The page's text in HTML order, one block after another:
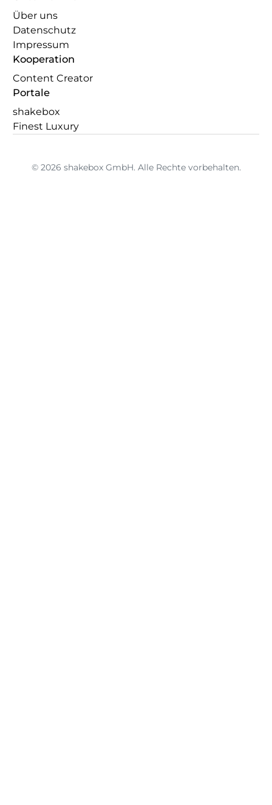
Über uns
Datenschutz
Impressum
Kooperation
Content Creator
Portale
shakebox
Finest Luxury
© 2026 shakebox GmbH. Alle Rechte vorbehalten.